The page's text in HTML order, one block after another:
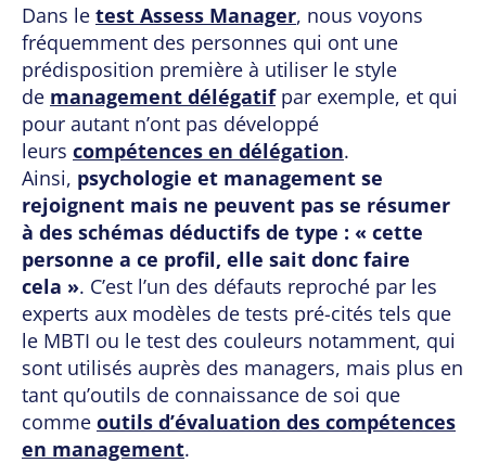
Dans le test Assess Manager, nous voyons
fréquemment des personnes qui ont une
prédisposition première à utiliser le style
de management délégatifpar exemple, et qui
pour autant n’ont pas développé
leurs compétences en délégation.
Ainsi, psychologie et management se
rejoignent mais ne peuvent pas se résumer
à des schémas déductifs de type : « cette
personne a ce profil, elle sait donc faire
cela ». C’est l’un des défauts reproché par les
experts aux modèles de tests pré-cités tels que
le MBTI ou le test des couleurs notamment, qui
sont utilisés auprès des managers, mais plus en
tant qu’outils de connaissance de soi que
comme outils d’évaluation des compétences
en management.